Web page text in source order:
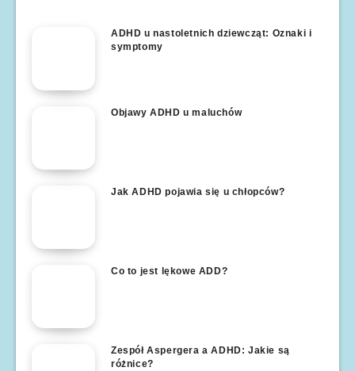
ADHD u nastoletnich dziewcząt: Oznaki i
symptomy
Objawy ADHD u maluchów
Jak ADHD pojawia się u chłopców?
Co to jest lękowe ADD?
Zespół Aspergera a ADHD: Jakie są
różnice?